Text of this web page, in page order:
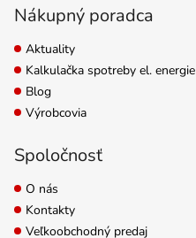
Nákupný poradca
Aktuality
Kalkulačka spotreby el. energie
Blog
Výrobcovia
Spoločnosť
O nás
Kontakty
Veľkoobchodný predaj